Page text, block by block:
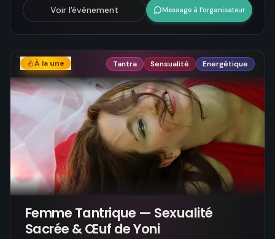
Voir l'événement Message à l’organisateur
À la une Tantra Sensualité Energétique
Femme Tantrique — Sexualité
Sacrée & Œuf de Yoni